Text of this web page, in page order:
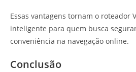
Essas vantagens tornam o roteador
inteligente para quem busca
conveniência na navegação online.
Conclusão